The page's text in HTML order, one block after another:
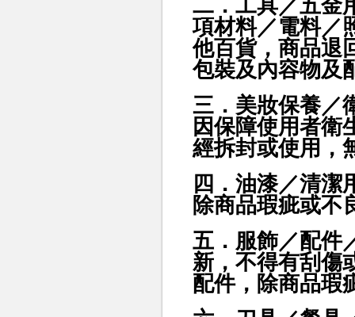
二．工具／五金
項材料／電料／
他百貨，商品退
包裝及內容物及
三．美妝保養／
因保障使用者衛
經拆封或使用，
四．油漆／清潔
除商品瑕疵或不
五．服飾／配件
新，不得有刮傷
配件，除商品瑕